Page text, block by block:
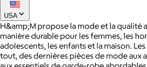
USA
H&amp;M propose la mode et la qualité
manière durable pour les femmes, les
adolescents, les enfants et la maison.
tout, des dernières pièces de mode aux